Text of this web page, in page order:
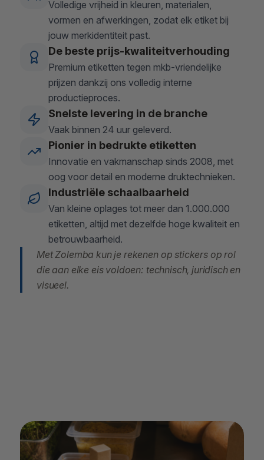
Volledige vrijheid in kleuren, materialen,
vormen en afwerkingen, zodat elk etiket bij
jouw merkidentiteit past.
De beste prijs-kwaliteitverhouding
Premium etiketten tegen mkb-vriendelijke
prijzen dankzij ons volledig interne
productieproces.
Snelste levering in de branche
Vaak binnen 24 uur geleverd.
Pionier in bedrukte etiketten
Innovatie en vakmanschap sinds 2008, met
oog voor detail en moderne druktechnieken.
Industriële schaalbaarheid
Van kleine oplages tot meer dan 1.000.000
etiketten, altijd met dezelfde hoge kwaliteit en
betrouwbaarheid.
Met Zolemba kun je rekenen op stickers op rol
die aan elke eis voldoen: technisch, juridisch en
visueel.